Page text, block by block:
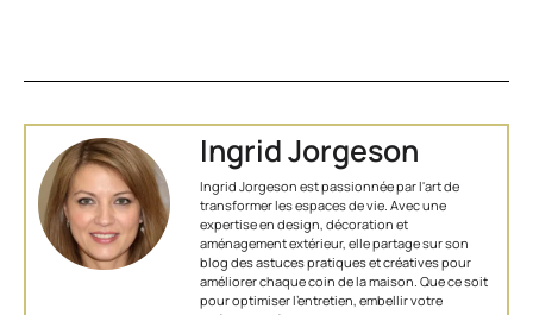
Ingrid Jorgeson
Ingrid Jorgeson est passionnée par l'art de
transformer les espaces de vie. Avec une
expertise en design, décoration et
aménagement extérieur, elle partage sur son
blog des astuces pratiques et créatives pour
améliorer chaque coin de la maison. Que ce soit
pour optimiser l’entretien, embellir votre